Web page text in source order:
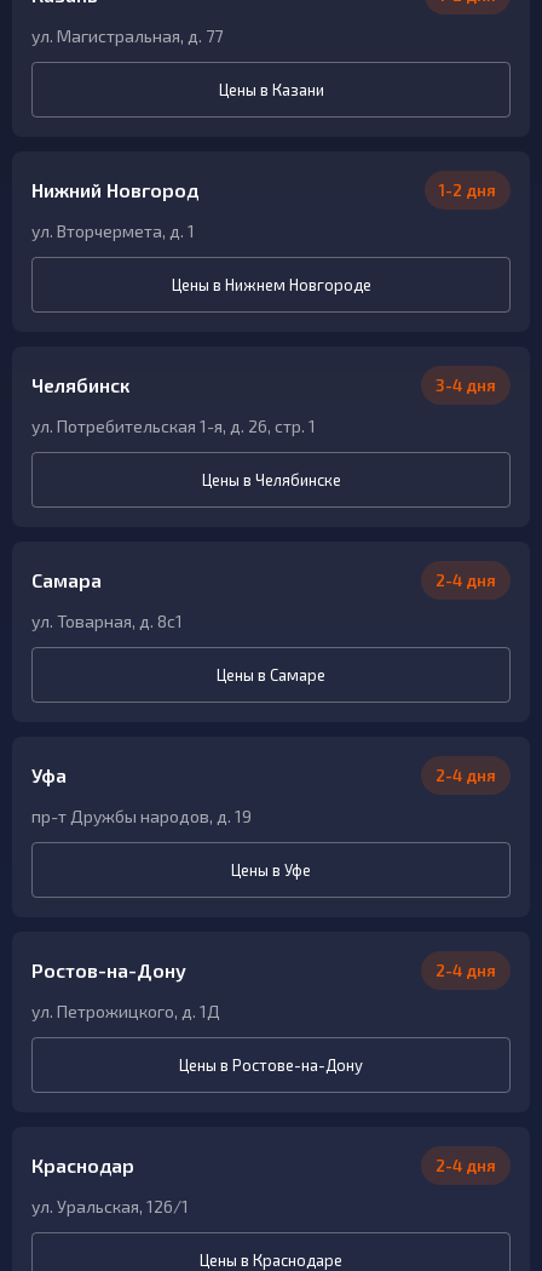
ул. Магистральная, д. 77
Цены в Казани
Нижний Новгород 1-2 дня
ул. Вторчермета, д. 1
Цены в Нижнем Новгороде
Челябинск 3-4 дня
ул. Потребительская 1-я, д. 26, стр. 1
Цены в Челябинске
Самара 2-4 дня
ул. Товарная, д. 8с1
Цены в Самаре
Уфа 2-4 дня
пр-т Дружбы народов, д. 19
Цены в Уфе
Ростов-на-Дону 2-4 дня
ул. Петрожицкого, д. 1Д
Цены в Ростове-на-Дону
Краснодар 2-4 дня
ул. Уральская, 126/1
Цены в Краснодаре